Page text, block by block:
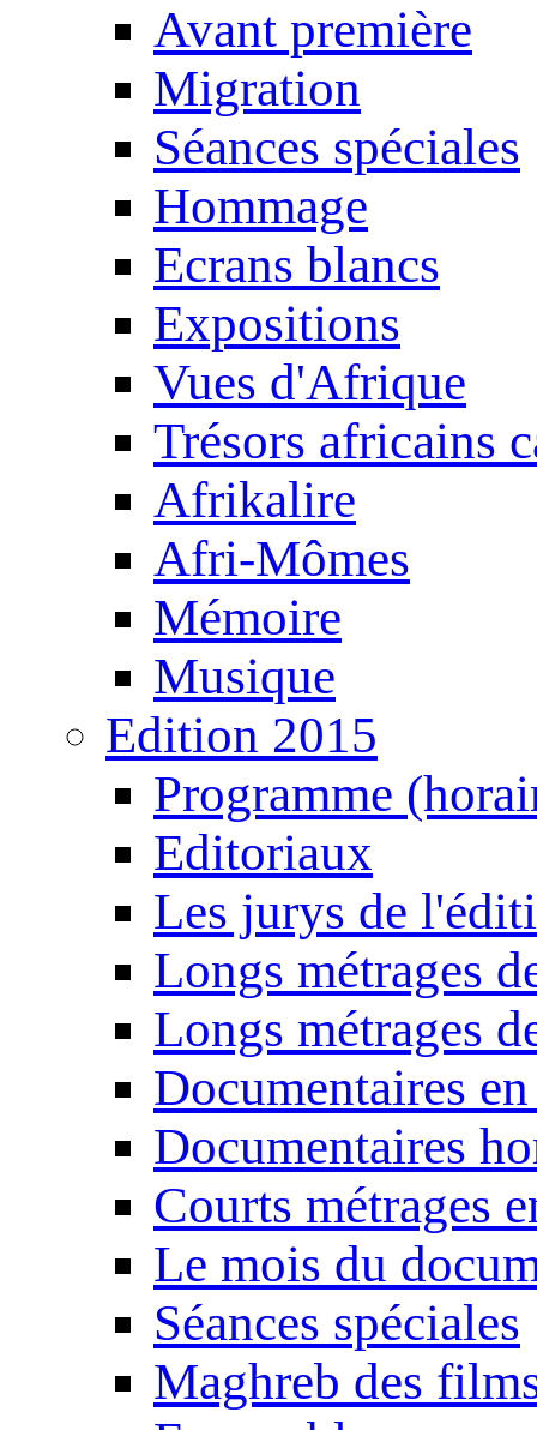
Avant première
Migration
Séances spéciales
Hommage
Ecrans blancs
Expositions
Vues d'Afrique
Trésors africains
Afrikalire
Afri-Mômes
Mémoire
Musique
Edition 2015
Programme
Editoriaux
Les jurys de
Longs métrages
Longs métrages
Documentaires
Documentaires
Courts métrages
Le mois du
Séances spéciales
Maghreb des